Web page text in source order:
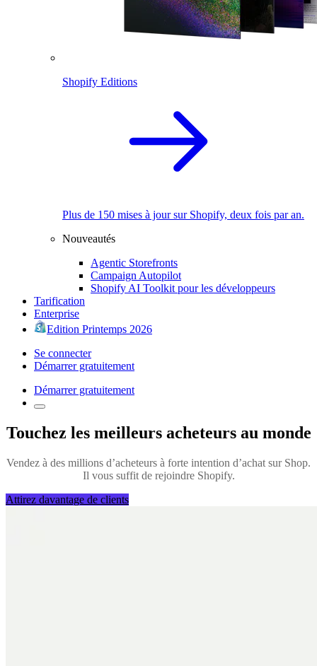
Shopify Editions
Plus de 150 mises à jour sur Shopify, deux fois par an.
Nouveautés
Agentic Storefronts
Campaign Autopilot
Shopify AI Toolkit pour les développeurs
Tarification
Enterprise
Edition Printemps 2026
Se connecter
Démarrer gratuitement
Démarrer gratuitement
Touchez les meilleurs acheteurs au monde
Vendez à des millions d’acheteurs à forte intention d’achat sur Shop.
Il vous suffit de rejoindre Shopify.
Attirez davantage de clients